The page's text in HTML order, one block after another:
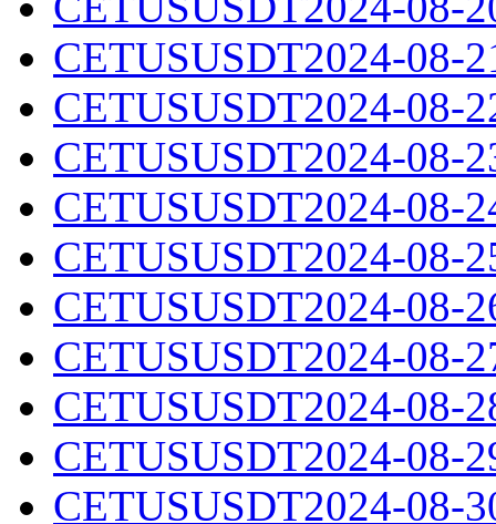
CETUSUSDT2024-08-
CETUSUSDT2024-08-
CETUSUSDT2024-08-
CETUSUSDT2024-08-
CETUSUSDT2024-08-
CETUSUSDT2024-08-
CETUSUSDT2024-08-
CETUSUSDT2024-08-
CETUSUSDT2024-08-
CETUSUSDT2024-08-